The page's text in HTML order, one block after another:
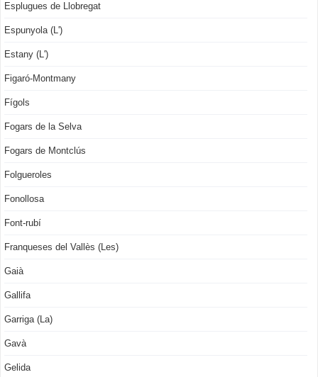
Esplugues de Llobregat
Espunyola (L')
Estany (L')
Figaró-Montmany
Fígols
Fogars de la Selva
Fogars de Montclús
Folgueroles
Fonollosa
Font-rubí
Franqueses del Vallès (Les)
Gaià
Gallifa
Garriga (La)
Gavà
Gelida